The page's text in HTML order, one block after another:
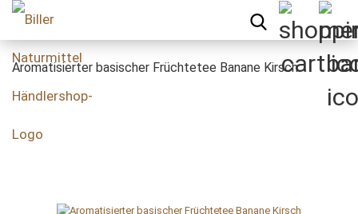
Aromatisierter basischer Früchtetee Banane Kirsch